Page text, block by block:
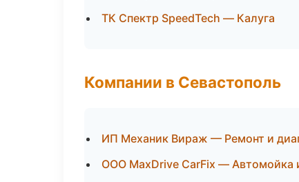
ТК Спектр SpeedTech — Калуга
Компании в Севастополь
ИП Механик Вираж — Ремонт и
ООО MaxDrive CarFix — Автомойка